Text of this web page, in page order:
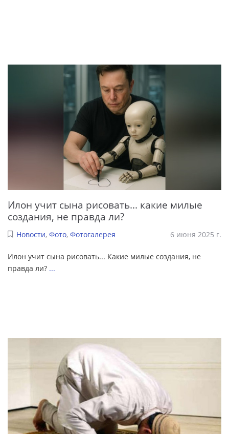
Илон учит сына рисовать... какие милые
создания, не правда ли?
Новости, Фото, Фотогалерея 6 июня 2025 г.
Илон учит сына рисовать... Какие милые создания, не
правда ли? ...